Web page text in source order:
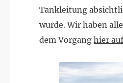
Tankleitung
wurde. Wir haben
dem Vorgang hier